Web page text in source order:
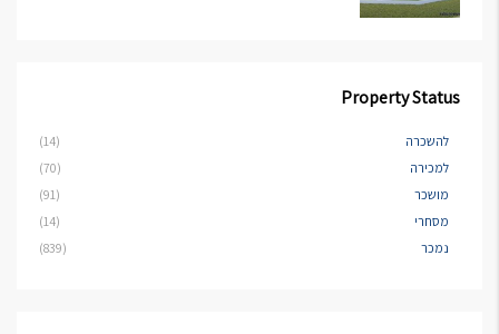
Property Status
להשכרה
(14)
למכירה
(70)
מושכר
(91)
מסחרי
(14)
נמכר
(839)